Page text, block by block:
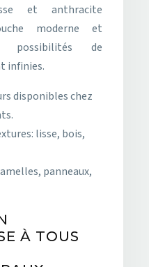
et anthracite
moderne et
possibilités de
infinies.
disponibles chez
lisse, bois,
panneaux,
À TOUS